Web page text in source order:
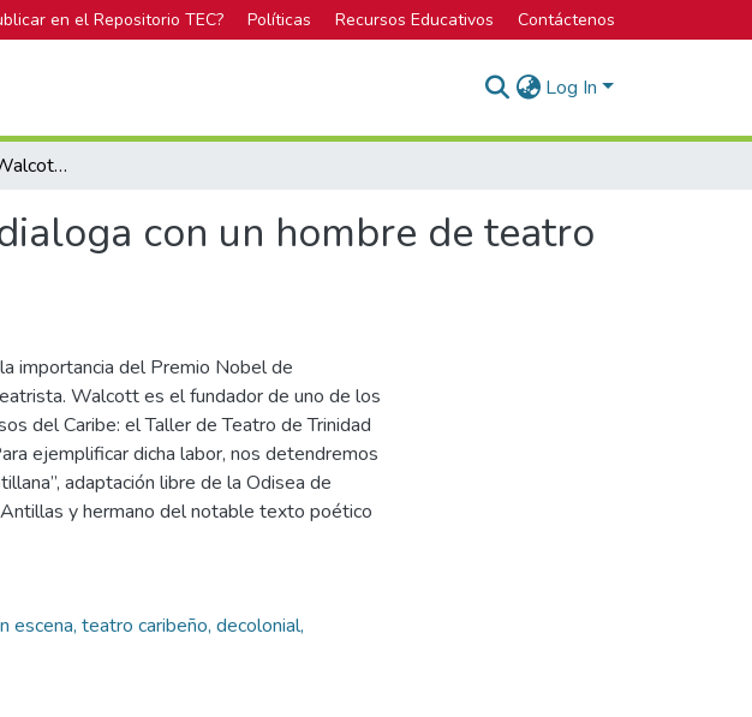
en el Repositorio TEC? Políticas Recursos Educativos Contáctenos
Log In
El teatro de Derek Walcott, o un poeta dialoga con un hombre de teatro (y viceversa)
con un hombre de teatro
importancia del Premio Nobel de
Walcott es el fundador de uno de los
del Caribe: el Taller de Teatro de Trinidad
ejemplificar dicha labor, nos detendremos
adaptación libre de la Odisea de
y hermano del notable texto poético
teatro caribeño, decolonial,